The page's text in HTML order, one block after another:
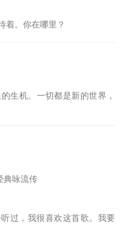
着。你在哪里？
生机。一切都是新的世界，
典咏流传
过，我很喜欢这首歌。我要